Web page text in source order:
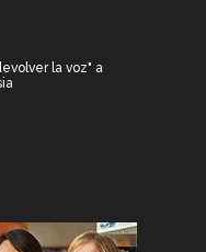
la voz" a